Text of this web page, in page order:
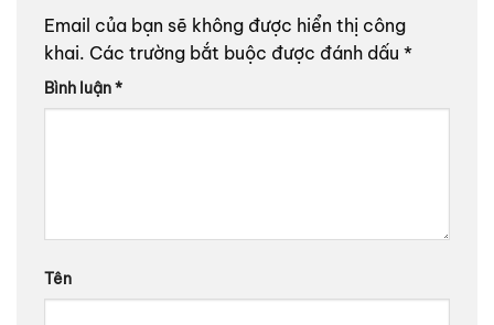
Email của bạn sẽ không được hiển thị công
khai. Các trường bắt buộc được đánh dấu *
Bình luận*
Tên